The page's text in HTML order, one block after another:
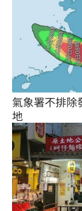
氣象署不排除
地